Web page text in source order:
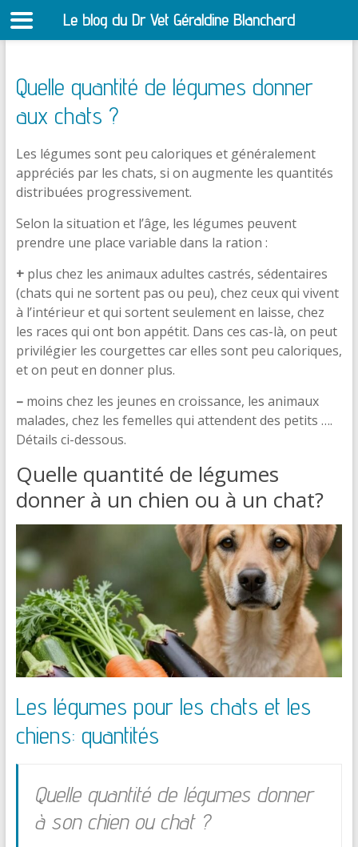
Quelle quantité de légumes donner
aux chats ?
Les légumes sont peu caloriques et généralement
appréciés par les chats, si on augmente les quantités
distribuées progressivement.
Selon la situation et l’âge, les légumes peuvent
prendre une place variable dans la ration :
+plus chez les animaux adultes castrés, sédentaires
(chats qui ne sortent pas ou peu), chez ceux qui vivent
à l’intérieur et qui sortent seulement en laisse, chez
les races qui ont bon appétit. Dans ces cas-là, on peut
privilégier les courgettes car elles sont peu caloriques,
et on peut en donner plus.
–moins chez les jeunes en croissance, les animaux
malades, chez les femelles qui attendent des petits ….
Détails ci-dessous.
Quelle quantité de légumes
donner à un chien ou à un chat?
Les légumes pour les chats et les
chiens: quantités
Quelle quantité de légumes donner
à son chien ou chat ?
Le blog du Dr Vet Géraldine Blanchard